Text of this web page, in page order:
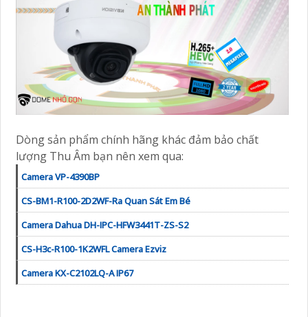
Dòng sản phẩm chính hãng khác đảm bảo chất
lượng Thu Âm bạn nên xem qua:
Camera VP-4390BP
CS-BM1-R100-2D2WF-Ra Quan Sát Em Bé
Camera Dahua DH-IPC-HFW3441T-ZS-S2
CS-H3c-R100-1K2WFL Camera Ezviz
Camera KX-C2102LQ-A IP67